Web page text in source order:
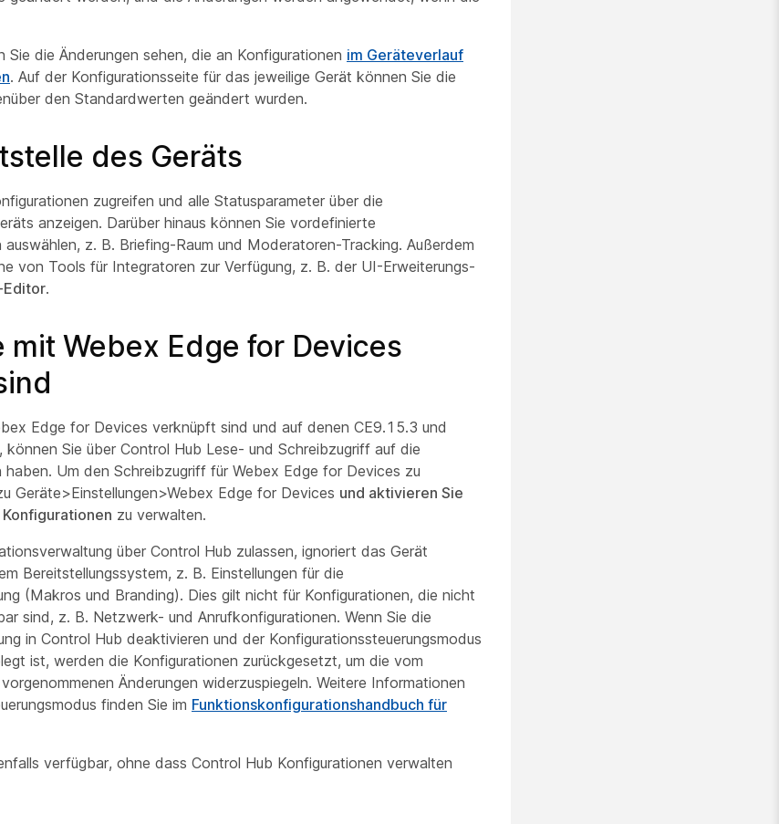
Sie die Änderungen sehen, die an Konfigurationen im Geräteverlauf
. Auf der Konfigurationsseite für das jeweilige Gerät können Sie die
den Standardwerten geändert wurden.
des Geräts
zugreifen und alle Statusparameter über die
anzeigen. Darüber hinaus können Sie vordefinierte
z. B. Briefing-Raum und Moderatoren-Tracking. Außerdem
von Tools für Integratoren zur Verfügung, z. B. der UI-Erweiterungs-
Editor.
mit Webex Edge for Devices
Edge for Devices verknüpft sind und auf denen CE9.15.3 und
können Sie über Control Hub Lese- und Schreibzugriff auf die
Um den Schreibzugriff für Webex Edge for Devices zu
Geräte>Einstellungen>Webex Edge for Devices und aktivieren Sie
Konfigurationen zu verwalten.
über Control Hub zulassen, ignoriert das Gerät
Bereitstellungssystem, z. B. Einstellungen für die
(Makros und Branding). Dies gilt nicht für Konfigurationen, die nicht
sind, z. B. Netzwerk- und Anrufkonfigurationen. Wenn Sie die
in Control Hub deaktivieren und der Konfigurationssteuerungsmodus
ist, werden die Konfigurationen zurückgesetzt, um die vom
Änderungen widerzuspiegeln. Weitere Informationen
finden Sie im Funktionskonfigurationshandbuch für
verfügbar, ohne dass Control Hub Konfigurationen verwalten